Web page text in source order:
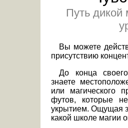
Путь дикой
Вы можете
присутствию
До конца
знаете
или магического
футов, которые
укрытием. Ощущая
какой школе магии